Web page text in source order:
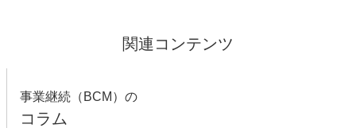
関連コンテンツ
事業継続（BCM）の
コラム